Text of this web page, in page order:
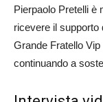
Pierpaolo Pretelli è
ricevere il supporto
Grande Fratello
continuando a